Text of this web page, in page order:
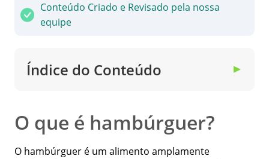
Conteúdo Criado e Revisado pela nossa
equipe
Índice do Conteúdo ▼
O que é hambúrguer?
O hambúrguer é um alimento amplamente